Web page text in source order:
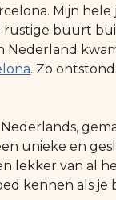
Mijn hele
rustige buurt
Nederland
. Zo
unieke en
lekker van al
kennen als